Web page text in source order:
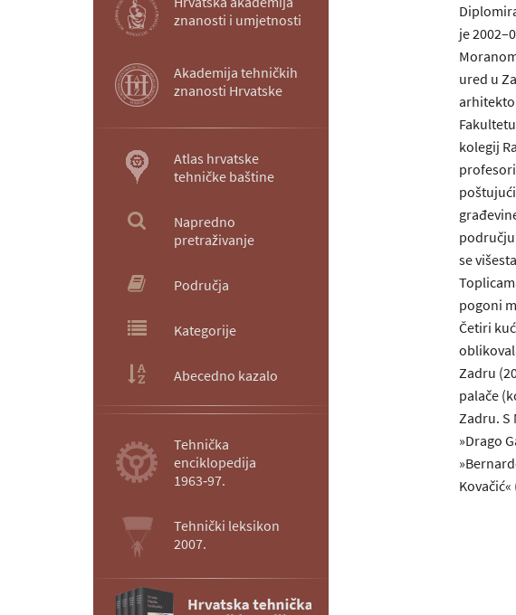
znanosti i umjetnosti
Akademija tehničkih
znanosti Hrvatske
Atlas hrvatske
tehničke baštine
Napredno
pretraživanje
Područja
Kategorije
Abecedno kazalo
Tehnička
enciklopedija
1963‑97.
Tehnički leksikon
2007.
je
ured u
kolegij
se
pogoni
Četiri
Zadru
palače
Zadru. S
»Drago